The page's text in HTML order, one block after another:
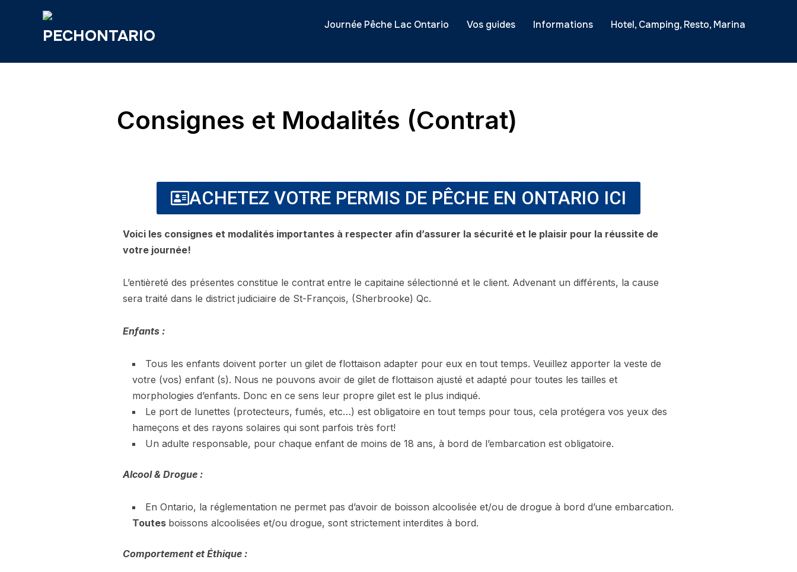
Journée Pêche Lac Ontario Vos guides Informations Hotel, Camping, Resto, Marina
Consignes et Modalités (Contrat)
ACHETEZ VOTRE PERMIS DE PÊCHE EN ONTARIO ICI
Voici les consignes et modalités importantes à respecter afin d’assurer la sécurité et le plaisir pour la réussite de
votre journée!
L’entièreté des présentes constitue le contrat entre le capitaine sélectionné et le client. Advenant un différents, la cause
sera traité dans le district judiciaire de St-François, (Sherbrooke) Qc.
Enfants :
Tous les enfants doivent porter un gilet de flottaison adapter pour eux en tout temps. Veuillez apporter la veste de
votre (vos) enfant (s). Nous ne pouvons avoir de gilet de flottaison ajusté et adapté pour toutes les tailles et
morphologies d’enfants. Donc en ce sens leur propre gilet est le plus indiqué.
Le port de lunettes (protecteurs, fumés, etc…) est obligatoire en tout temps pour tous, cela protégera vos yeux des
hameçons et des rayons solaires qui sont parfois très fort!
Un adulte responsable, pour chaque enfant de moins de 18 ans, à bord de l’embarcation est obligatoire.
Alcool & Drogue :
En Ontario, la réglementation ne permet pas d’avoir de boisson alcoolisée et/ou de drogue à bord d’une embarcation.
Toutes boissons alcoolisées et/ou drogue, sont strictement interdites à bord.
Comportement et Éthique :